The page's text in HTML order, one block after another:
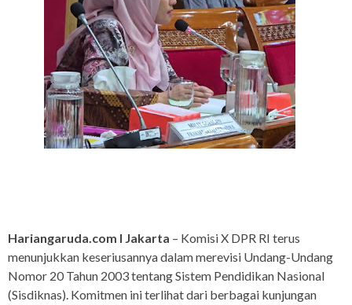
Hariangaruda.com I Jakarta – Komisi X DPR RI terus
menunjukkan keseriusannya dalam merevisi Undang-Undang
Nomor 20 Tahun 2003 tentang Sistem Pendidikan Nasional
(Sisdiknas). Komitmen ini terlihat dari berbagai kunjungan